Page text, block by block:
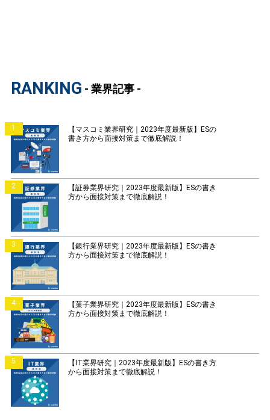
RANKING - 業界記事 -
1
【マスコミ業界研究｜2023年度最新版】ESの
書き方から面接対策まで徹底解説！
2
【証券業界研究｜2023年度最新版】ESの書き
方から面接対策まで徹底解説！
3
【銀行業界研究｜2023年度最新版】ESの書き
方から面接対策まで徹底解説！
4
【菓子業界研究｜2023年度最新版】ESの書き
方から面接対策まで徹底解説！
5
【IT業界研究｜2023年度最新版】ESの書き方
から面接対策まで徹底解説！